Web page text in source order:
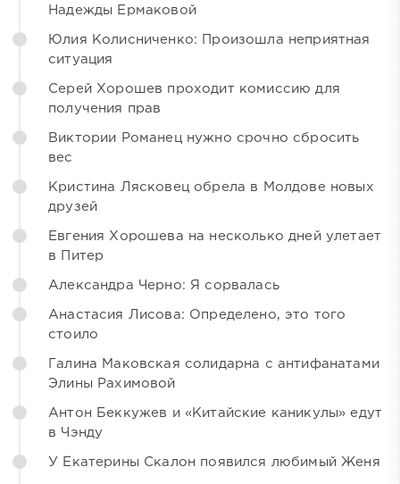
Надежды Ермаковой
Юлия Колисниченко: Произошла неприятная
ситуация
Серей Хорошев проходит комиссию для
получения прав
Виктории Романец нужно срочно сбросить
вес
Кристина Лясковец обрела в Молдове новых
друзей
Евгения Хорошева на несколько дней улетает
в Питер
Александра Черно: Я сорвалась
Анастасия Лисова: Определено, это того
стоило
Галина Маковская солидарна с антифанатами
Элины Рахимовой
Антон Беккужев и «Китайские каникулы» едут
в Чэнду
У Екатерины Скалон появился любимый Женя